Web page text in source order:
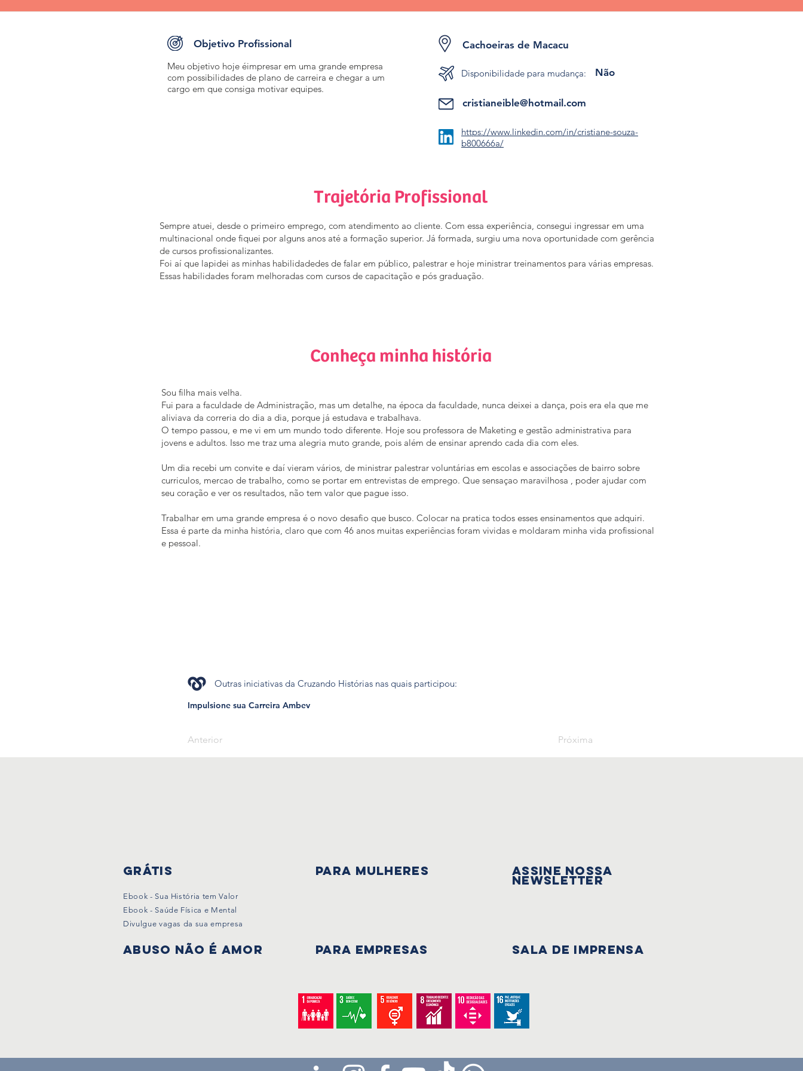
Cachoeiras de Macacu
Objetivo Profissional
Meu objetivo hoje éimpresar em uma grande empresa
com possibilidades de plano de carreira e chegar a um
cargo em que consiga motivar equipes.
Disponibilidade para mudança: Não
cristianeible@hotmail.com
https://www.linkedin.com/in/cristiane-souza-
b800666a/
Trajetória Profissional
Sempre atuei, desde o primeiro emprego, com atendimento ao cliente. Com essa experiência, consegui ingressar em uma
multinacional onde fiquei por alguns anos até a formação superior. Já formada, surgiu uma nova oportunidade com gerência
de cursos profissionalizantes.
Foi aí que lapidei as minhas habilidadedes de falar em público, palestrar e hoje ministrar treinamentos para várias empresas.
Essas habilidades foram melhoradas com cursos de capacitação e pós graduação.
Conheça minha história
Sou filha mais velha.
Fui para a faculdade de Administração, mas um detalhe, na época da faculdade, nunca deixei a dança, pois era ela que me
aliviava da correria do dia a dia, porque já estudava e trabalhava.
O tempo passou, e me vi em um mundo todo diferente. Hoje sou professora de Maketing e gestão administrativa para
jovens e adultos. Isso me traz uma alegria muto grande, pois além de ensinar aprendo cada dia com eles.
Um dia recebi um convite e daí vieram vários, de ministrar palestrar voluntárias em escolas e associações de bairro sobre
curriculos, mercao de trabalho, como se portar em entrevistas de emprego. Que sensaçao maravilhosa , poder ajudar com
seu coração e ver os resultados, não tem valor que pague isso.
Trabalhar em uma grande empresa é o novo desafio que busco. Colocar na pratica todos esses ensinamentos que adquiri.
Essa é parte da minha história, claro que com 46 anos muitas experiências foram vividas e moldaram minha vida profissional
e pessoal.
Outras iniciativas da Cruzando Histórias nas quais participou:
Impulsione sua Carreira Ambev
Anterior Próxima
Grátis PARA mulheres Assine nossa
Newsletter
Ebook - Sua História tem Valor
Ebook - Saúde Física e Mental
Divulgue vagas da sua empresa
Abuso não é amor PARA EMPRESAS Sala de Imprensa